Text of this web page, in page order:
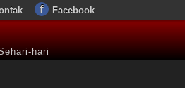
Facebook
hari